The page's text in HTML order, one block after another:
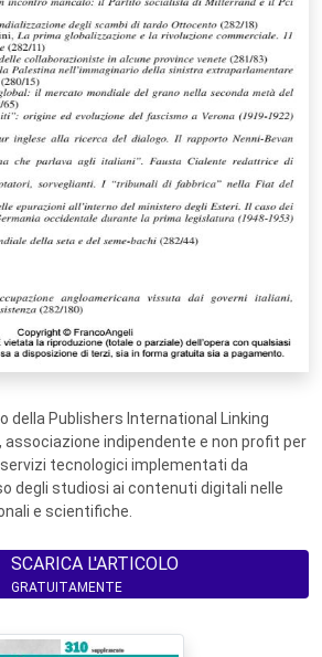
della Publishers International Linking
associazione indipendente e non profit per
tecnologici implementati da
degli studiosi ai contenuti digitali nelle
e scientifiche.
SCARICA L'ARTICOLO
GRATUITAMENTE